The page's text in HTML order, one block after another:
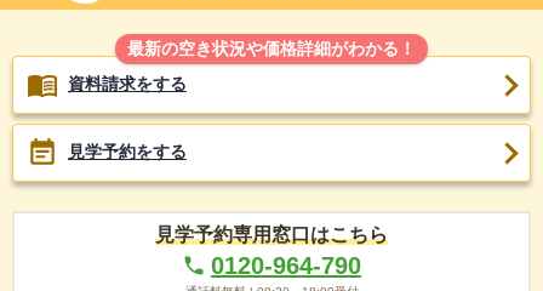
最新の空き状況や価格詳細がわかる！
資料請求をする
見学予約をする
見学予約専用窓口はこちら
0120-964-790